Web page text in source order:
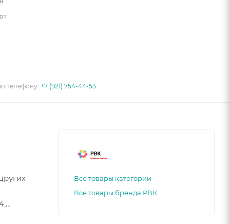
телефону:+7 (921) 754-44-53
Все товары категории
Все товары бренда РВК